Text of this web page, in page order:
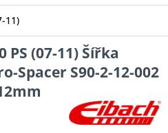
11)
PS (07-11) Šířka
Spacer S90-2-12-002